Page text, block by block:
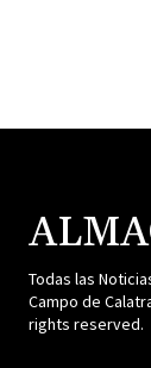
Todas las
Campo de
rights reserved.